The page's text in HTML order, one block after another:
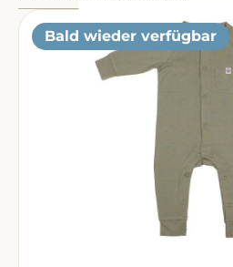
Bald wieder verfügbar